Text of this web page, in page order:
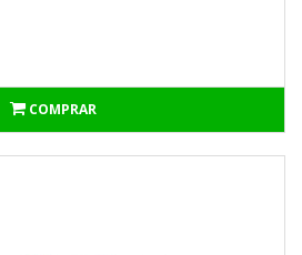
COMPRAR